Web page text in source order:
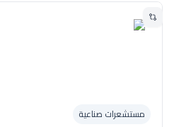
مستشعرات صناعية